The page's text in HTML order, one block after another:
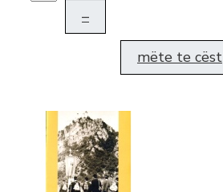
–
mëte te cëst